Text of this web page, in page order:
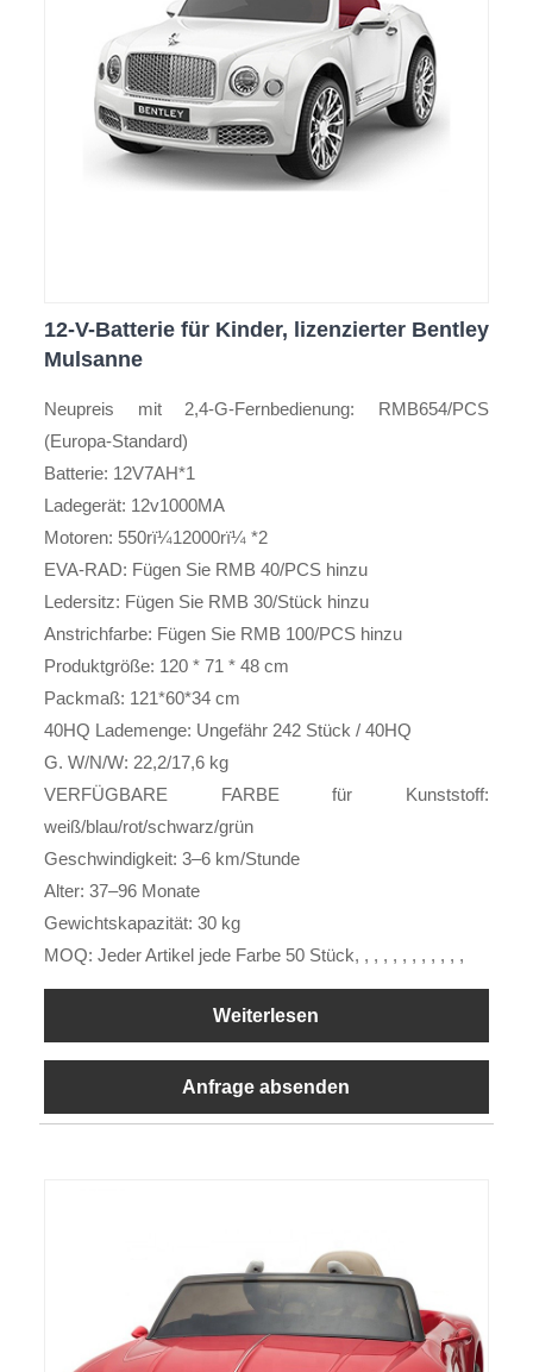
12-V-Batterie für Kinder, lizenzierter Bentley
Mulsanne
Neupreis mit 2,4-G-Fernbedienung: RMB654/PCS
(Europa-Standard)
Batterie: 12V7AH*1
Ladegerät: 12v1000MA
Motoren: 550rï¼12000rï¼ *2
EVA-RAD: Fügen Sie RMB 40/PCS hinzu
Ledersitz: Fügen Sie RMB 30/Stück hinzu
Anstrichfarbe: Fügen Sie RMB 100/PCS hinzu
Produktgröße: 120 * 71 * 48 cm
Packmaß: 121*60*34 cm
40HQ Lademenge: Ungefähr 242 Stück / 40HQ
G. W/N/W: 22,2/17,6 kg
VERFÜGBARE FARBE für Kunststoff:
weiß/blau/rot/schwarz/grün
Geschwindigkeit: 3–6 km/Stunde
Alter: 37–96 Monate
Gewichtskapazität: 30 kg
MOQ: Jeder Artikel jede Farbe 50 Stück, , , , , , , , , , , ,
Weiterlesen
Anfrage absenden